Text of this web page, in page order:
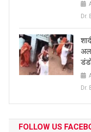
Dr.
Dr.
FOLLOW US